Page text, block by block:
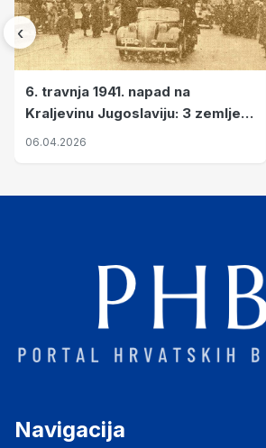
‹
6. travnja 1941. napad na
Kraljevinu Jugoslaviju: 3 zemlje
nastale njenim raspadom
06.04.2026
Navigacija